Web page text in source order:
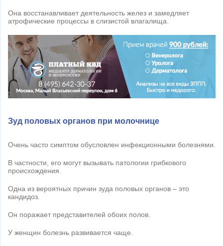
Она восстанавливает деятельность желез и замедляет
атрофические процессы в слизистой влагалища.
Зуд половых органов при молочнице
Очень часто симптом обусловлен инфекционными болезнями.
В частности, его могут вызывать патологии грибкового
происхождения.
Одна из вероятных причин зуда половых органов – это
кандидоз.
Он поражает представителей обоих полов.
У женщин болезнь развивается чаще.